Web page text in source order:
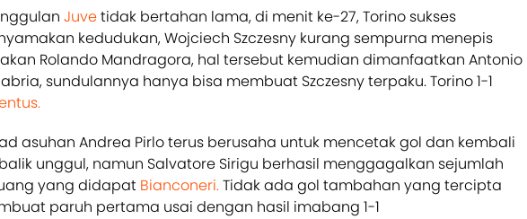
Juvetidak bertahan lama, di menit ke-27, Torino sukses
kedudukan, Wojciech Szczesny kurang sempurna menepis
Rolando Mandragora, hal tersebut kemudian dimanfaatkan Antonio
sundulannya hanya bisa membuat Szczesny terpaku. Torino 1-1
asuhan Andrea Pirlo terus berusaha untuk mencetak gol dan kembali
unggul, namun Salvatore Sirigu berhasil menggagalkan sejumlah
yang didapat Bianconeri.Tidak ada gol tambahan yang tercipta
paruh pertama usai dengan hasil imabang 1-1